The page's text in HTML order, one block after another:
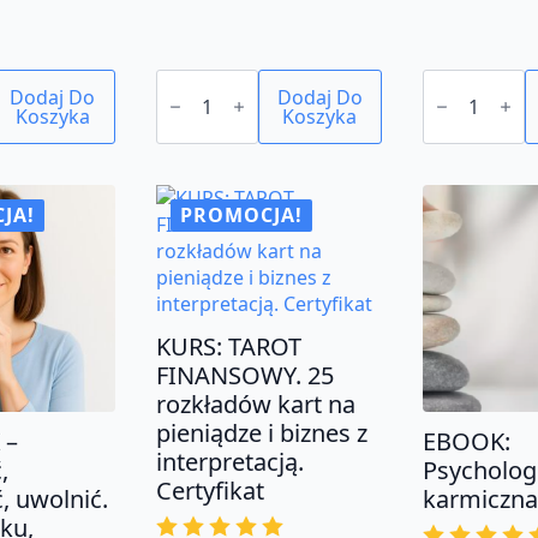
Dodaj Do
Koszyka
wynosiła:
150.00 zł.
wynosi:
59.00 zł.
ilość
KURS:
Pewność
siebie
wpływu
na
ludzi.
Certyfikat
Dodaj Do
Koszyka
150.00
wynosi:
49.00 zł.
ilość
KURS:
i
Certyfikat
–
uwolnić.
PROMOCJA!
KURS: TAROT
FINANSOWY. 25
rozkładów kart na
pieniądze i biznes z
interpretacją.
Certyfikat
EBOOK: